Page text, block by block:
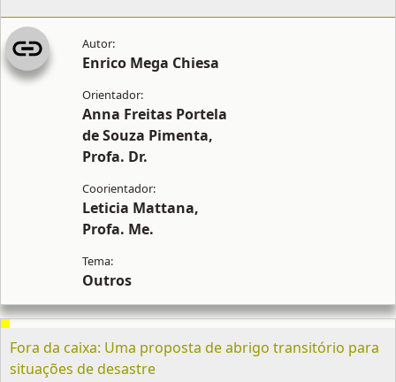
Enrico Mega Chiesa
Anna Freitas Portela
de Souza Pimenta,
Profa. Dr.
Leticia Mattana,
Profa. Me.
Outros
Fora da caixa: Uma proposta de abrigo transitório para
situações de desastre